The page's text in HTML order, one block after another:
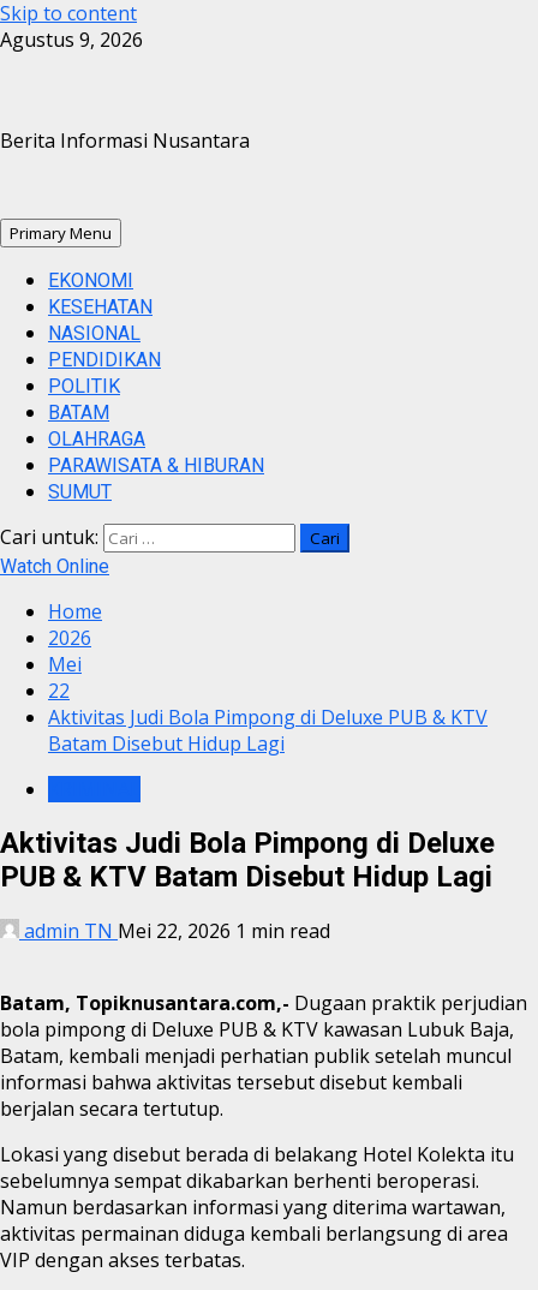
Skip to content
Agustus 9, 2026
Berita Informasi Nusantara
Primary Menu
EKONOMI
KESEHATAN
NASIONAL
PENDIDIKAN
POLITIK
BATAM
OLAHRAGA
PARAWISATA & HIBURAN
SUMUT
Cari untuk:
Watch Online
Home
2026
Mei
22
Aktivitas Judi Bola Pimpong di Deluxe PUB & KTV
Batam Disebut Hidup Lagi
Aktivitas Judi Bola Pimpong di Deluxe
PUB & KTV Batam Disebut Hidup Lagi
admin TN Mei 22, 2026 1 min read
Batam, Topiknusantara.com,- Dugaan praktik perjudian
bola pimpong di Deluxe PUB & KTV kawasan Lubuk Baja,
Batam, kembali menjadi perhatian publik setelah muncul
informasi bahwa aktivitas tersebut disebut kembali
berjalan secara tertutup.
Lokasi yang disebut berada di belakang Hotel Kolekta itu
sebelumnya sempat dikabarkan berhenti beroperasi.
Namun berdasarkan informasi yang diterima wartawan,
aktivitas permainan diduga kembali berlangsung di area
VIP dengan akses terbatas.